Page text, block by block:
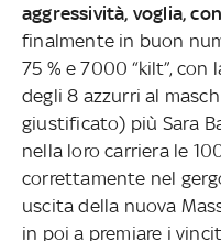
aggressività, voglia,
finalmente in buon
75 % e 7000 “kilt”,
degli 8 azzurri al
giustificato) più Sara
nella loro carriera le
correttamente nel
uscita della nuova
in poi a premiare i